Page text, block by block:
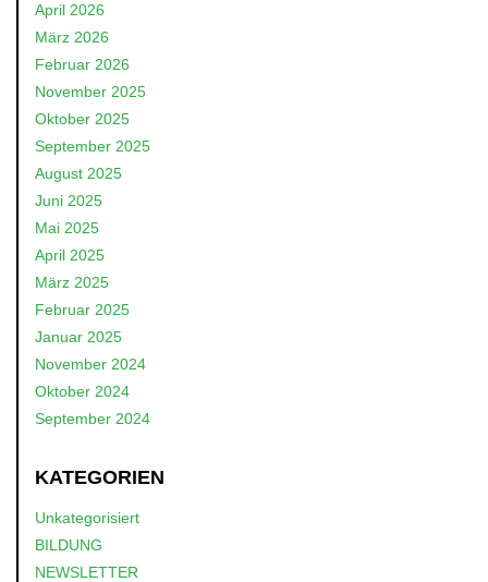
April 2026
März 2026
Februar 2026
November 2025
Oktober 2025
September 2025
August 2025
Juni 2025
Mai 2025
April 2025
März 2025
Februar 2025
Januar 2025
November 2024
Oktober 2024
September 2024
KATEGORIEN
Unkategorisiert
BILDUNG
NEWSLETTER